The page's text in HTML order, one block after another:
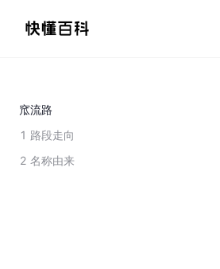
窊流路
1 路段走向
2 名称由来